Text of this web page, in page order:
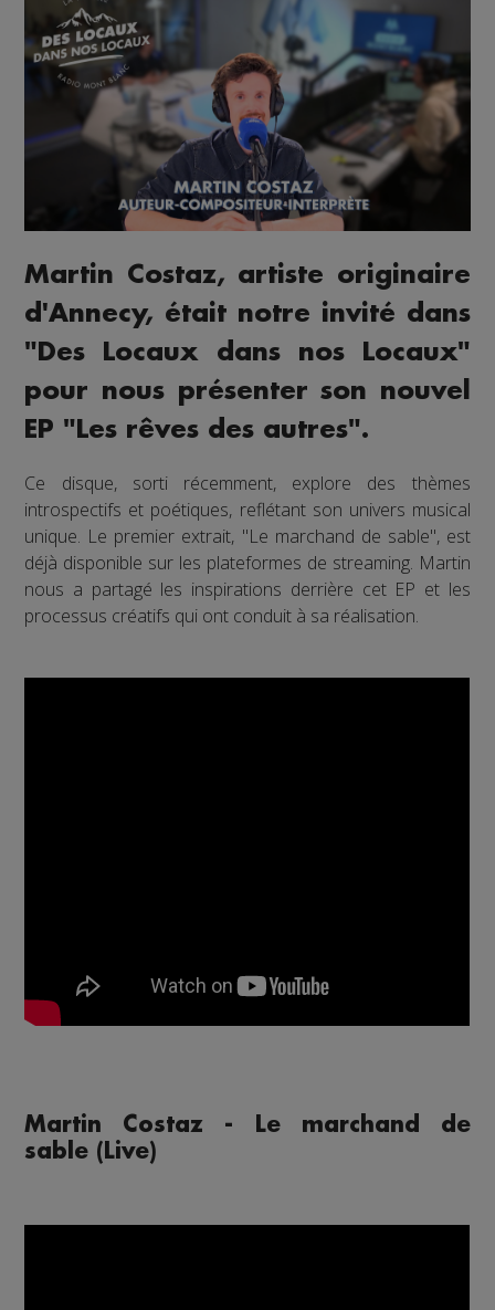
Martin Costaz, artiste originaire
d'Annecy, était notre invité dans
"Des Locaux dans nos Locaux"
pour nous présenter son nouvel
EP "Les rêves des autres".
Ce disque, sorti récemment, explore des thèmes
introspectifs et poétiques, reflétant son univers musical
unique. Le premier extrait, "Le marchand de sable", est
déjà disponible sur les plateformes de streaming. Martin
nous a partagé les inspirations derrière cet EP et les
processus créatifs qui ont conduit à sa réalisation.
Martin Costaz - Le marchand de
sable (Live)